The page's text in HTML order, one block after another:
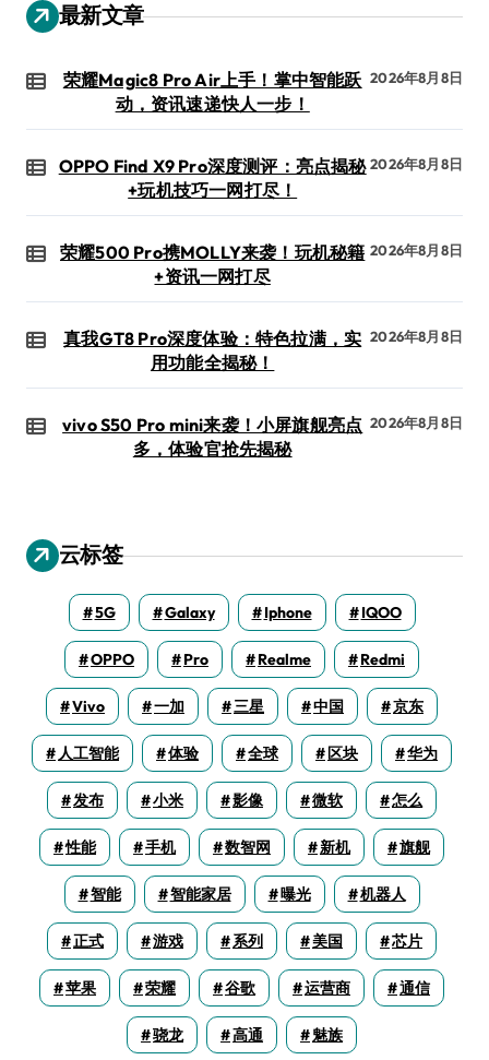
最新文章
荣耀Magic8 Pro Air上手！掌中智能跃
动，资讯速递快人一步！
2026年8月8日
OPPO Find X9 Pro深度测评：亮点揭秘
+玩机技巧一网打尽！
2026年8月8日
荣耀500 Pro携MOLLY来袭！玩机秘籍
+资讯一网打尽
2026年8月8日
真我GT8 Pro深度体验：特色拉满，实
用功能全揭秘！
2026年8月8日
vivo S50 Pro mini来袭！小屏旗舰亮点
多，体验官抢先揭秘
2026年8月8日
云标签
5G Galaxy Iphone IQOO
OPPO Pro Realme Redmi
Vivo 一加 三星 中国 京东
人工智能 体验 全球 区块 华为
发布 小米 影像 微软 怎么
性能 手机 数智网 新机 旗舰
智能 智能家居 曝光 机器人
正式 游戏 系列 美国 芯片
苹果 荣耀 谷歌 运营商 通信
骁龙 高通 魅族